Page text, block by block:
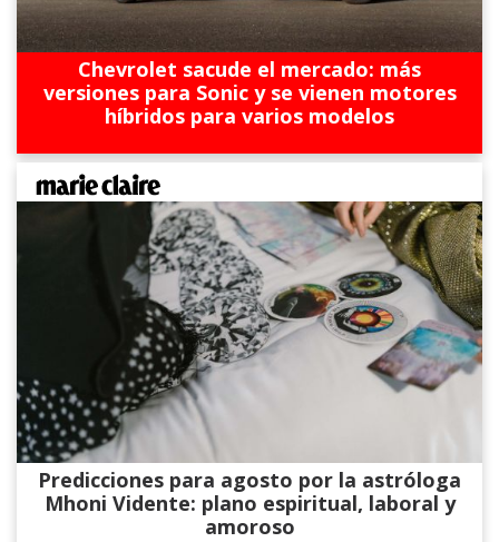
Chevrolet sacude el mercado: más
versiones para Sonic y se vienen motores
híbridos para varios modelos
Predicciones para agosto por la astróloga
Mhoni Vidente: plano espiritual, laboral y
amoroso